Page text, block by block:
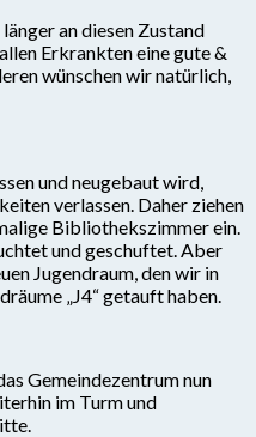
an diesen Zustand
Erkrankten eine gute &
wünschen wir natürlich,
und neugebaut wird,
verlassen. Daher ziehen
Bibliothekszimmer ein.
und geschuftet. Aber
Jugendraum, den wir in
„J4“ getauft haben.
Gemeindezentrum nun
im Turm und